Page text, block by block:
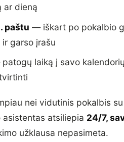
ar dieną
paštu — iškart po pokalbio
garso įrašu
laiką į savo
nei vidutinis pokalbis
atsiliepia 24/7,
užklausa nepasimeta.